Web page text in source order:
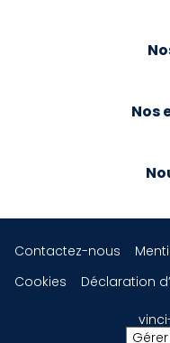
Nos
Contactez-nous
Cookies
Déclaration